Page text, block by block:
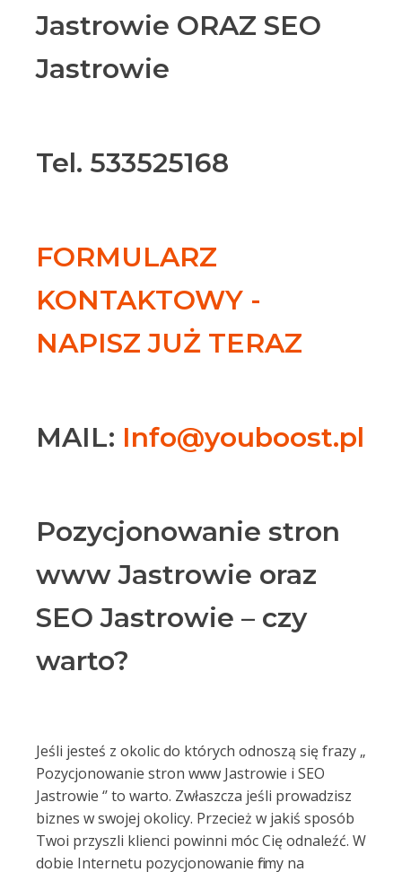
Jastrowie ORAZ SEO
Jastrowie
Tel. 533525168
FORMULARZ
KONTAKTOWY -
NAPISZ JUŻ TERAZ
MAIL: Info@youboost.pl
Pozycjonowanie stron
www Jastrowie oraz
SEO Jastrowie – czy
warto?
Jeśli jesteś z okolic do których odnoszą się frazy „
Pozycjonowanie stron www Jastrowie i SEO
Jastrowie ‘’ to warto. Zwłaszcza jeśli prowadzisz
biznes w swojej okolicy. Przecież w jakiś sposób
Twoi przyszli klienci powinni móc Cię odnaleźć. W
dobie Internetu pozycjonowanie firmy na